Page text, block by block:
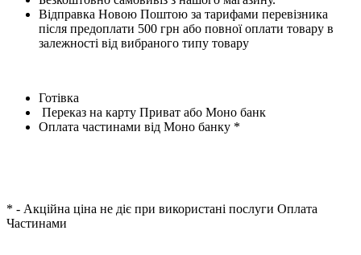
Відправка Новою Поштою за тарифами перевізника
після предоплати 500 грн або повної оплати товару в
залежності від вибраного типу товару
Готівка
Переказ на карту Приват або Моно банк
Оплата частинами від Моно банку *
* - Акційна ціна не діє при використані послуги Оплата
Частинами